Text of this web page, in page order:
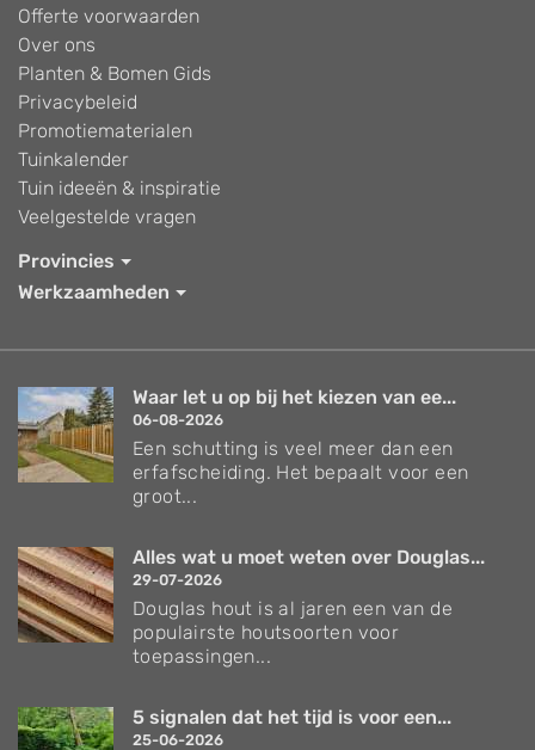
Offerte voorwaarden
Over ons
Planten & Bomen Gids
Privacybeleid
Promotiematerialen
Tuinkalender
Tuin ideeën & inspiratie
Veelgestelde vragen
Provincies
Werkzaamheden
Waar let u op bij het kiezen van ee...
06-08-2026
Een schutting is veel meer dan een
erfafscheiding. Het bepaalt voor een
groot...
Alles wat u moet weten over Douglas...
29-07-2026
Douglas hout is al jaren een van de
populairste houtsoorten voor
toepassingen...
5 signalen dat het tijd is voor een...
25-06-2026